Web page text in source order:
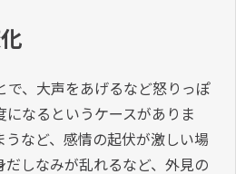
で、大声をあげるなど怒りっぽ
になるというケースがありま
など、感情の起伏が激しい場
しなみが乱れるなど、外見の